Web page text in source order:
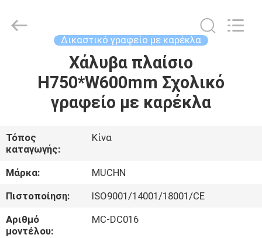
ΠΡΟΪΌΝΤΑ
ΠΕΡΊΠΟΥ
ΕΜΕΊΣ
ΓΎΡΟΣ
ΕΡΓΟΣΤΑΣΊΩΝ
Rights
Δικαστικό γραφείο με καρέκλα
Χάλυβα πλαίσιο
H750*W600mm Σχολικό
γραφείο με καρέκλα
Τόπος
καταγωγής:
Κίνα
Μάρκα:
MUCHN
Πιστοποίηση:
ISO9001/14001/18001/CE
Αριθμό
μοντέλου:
MC-DC016